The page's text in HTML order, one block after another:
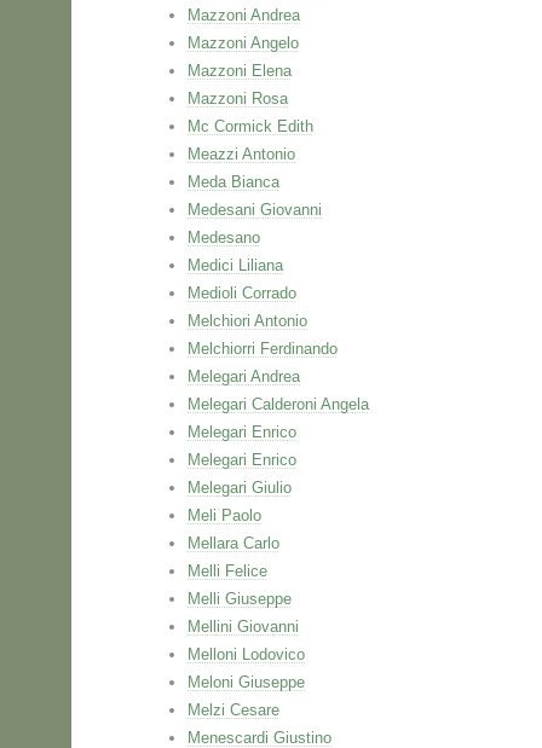
Mazzoni Andrea
Mazzoni Angelo
Mazzoni Elena
Mazzoni Rosa
Mc Cormick Edith
Meazzi Antonio
Meda Bianca
Medesani Giovanni
Medesano
Medici Liliana
Medioli Corrado
Melchiori Antonio
Melchiorri Ferdinando
Melegari Andrea
Melegari Calderoni Angela
Melegari Enrico
Melegari Enrico
Melegari Giulio
Meli Paolo
Mellara Carlo
Melli Felice
Melli Giuseppe
Mellini Giovanni
Melloni Lodovico
Meloni Giuseppe
Melzi Cesare
Menescardi Giustino